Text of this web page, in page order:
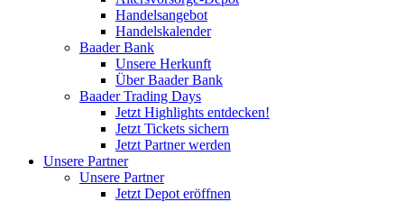
Handelsangebot
Handelskalender
Baader Bank
Unsere Herkunft
Über Baader Bank
Baader Trading Days
Jetzt Highlights entdecken!
Jetzt Tickets sichern
Jetzt Partner werden
Unsere Partner
Unsere Partner
Jetzt Depot eröffnen